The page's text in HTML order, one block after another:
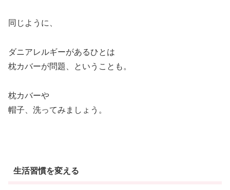
同じように、
ダニアレルギーがあるひとは
枕カバーが問題、ということも。
枕カバーや
帽子、洗ってみましょう。
生活習慣を変える